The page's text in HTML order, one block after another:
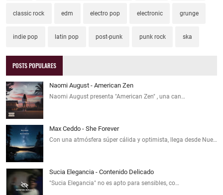
classic rock edm electro pop electronic grunge
indie pop latin pop post-punk punk rock ska
POSTS POPULARES
Naomi August - American Zen
Naomi August presenta "American Zen" , una can…
Max Ceddo - She Forever
Con una atmósfera súper cálida y optimista, llega desde Nue…
Sucia Elegancia - Contenido Delicado
"Sucia Elegancia" no es apto para sensibles, co…